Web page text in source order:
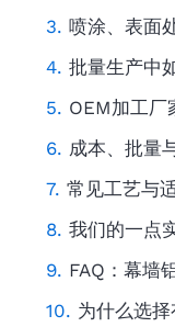
喷涂、表面
批量生产中
OEM加工厂
成本、批量
常见工艺与
我们的一点
FAQ：幕墙
为什么选择有